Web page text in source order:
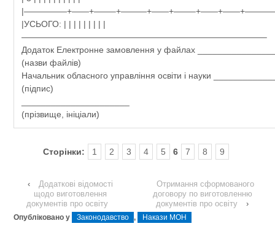
|УСЬОГО: | | | | | | | | |
————————————————————————————–
Додаток Електронне замовлення у файлах
(назви файлів)
Начальник обласного управління освіти і науки
(підпис)
(прізвище, ініціали)
Сторінки: 1 2 3 4 5 6 7 8 9
‹
Додаткові відомості
щодо виготовлення
документів про освіту
Отримання сформованого
договору по виготовленню
документів про освіту
›
Опубліковано у Законодавство , Накази МОН